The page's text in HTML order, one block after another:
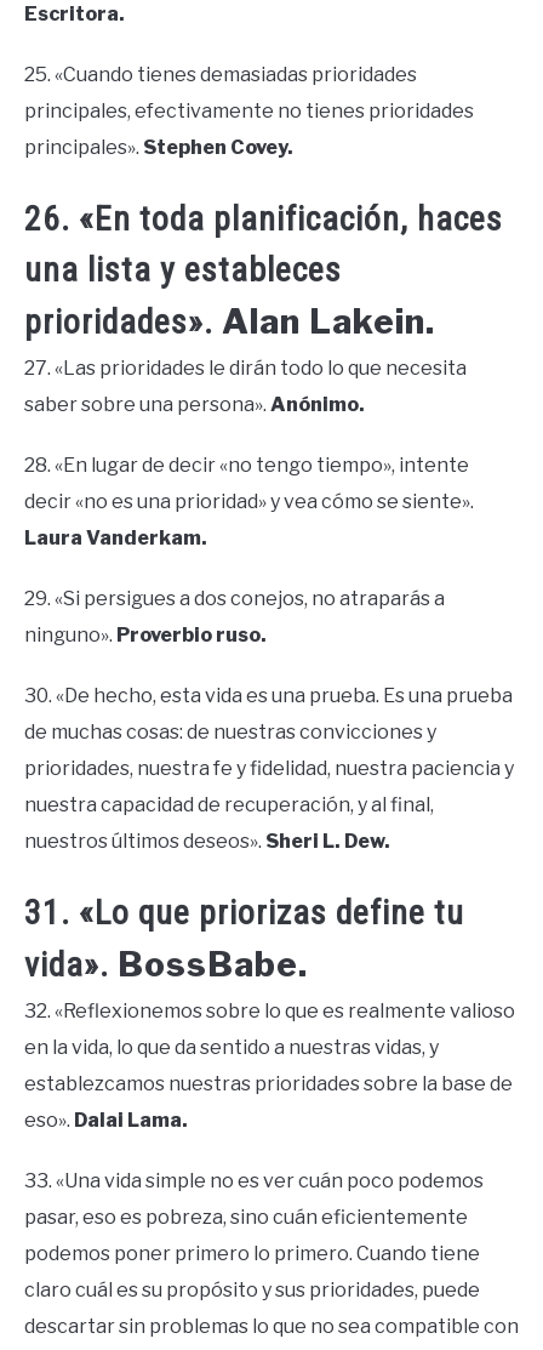
Escritora.
25. «Cuando tienes demasiadas prioridades
principales, efectivamente no tienes prioridades
principales». Stephen Covey.
26. «En toda planificación, haces
una lista y estableces
prioridades». Alan Lakein.
27. «Las prioridades le dirán todo lo que necesita
saber sobre una persona». Anónimo.
28. «En lugar de decir «no tengo tiempo», intente
decir «no es una prioridad» y vea cómo se siente».
Laura Vanderkam.
29. «Si persigues a dos conejos, no atraparás a
ninguno». Proverbio ruso.
30. «De hecho, esta vida es una prueba. Es una prueba
de muchas cosas: de nuestras convicciones y
prioridades, nuestra fe y fidelidad, nuestra paciencia y
nuestra capacidad de recuperación, y al final,
nuestros últimos deseos». Sheri L. Dew.
31. «Lo que priorizas define tu
vida». BossBabe.
32. «Reflexionemos sobre lo que es realmente valioso
en la vida, lo que da sentido a nuestras vidas, y
establezcamos nuestras prioridades sobre la base de
eso». Dalai Lama.
33. «Una vida simple no es ver cuán poco podemos
pasar, eso es pobreza, sino cuán eficientemente
podemos poner primero lo primero. Cuando tiene
claro cuál es su propósito y sus prioridades, puede
descartar sin problemas lo que no sea compatible con